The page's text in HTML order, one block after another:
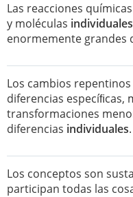
Las reacciones
y moléculas individuales
enormemente grandes
Los cambios
diferencias especíﬁcas,
transformaciones
diferencias individuales.
Los conceptos son
participan todas las